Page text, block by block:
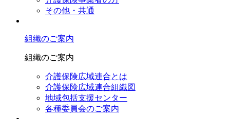
その他・共通
組織のご案内
組織のご案内
介護保険広域連合とは
介護保険広域連合組織図
地域包括支援センター
各種委員会のご案内